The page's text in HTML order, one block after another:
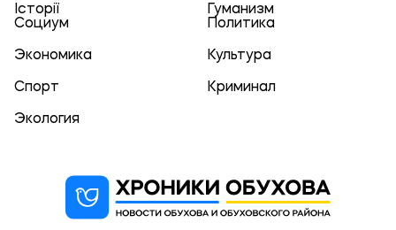
Історії
Гуманизм
Социум
Политика
Экономика Культура
Спорт Криминал
Экология